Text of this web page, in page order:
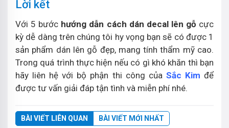
Lời kết
Với 5 bước hướng dẫn cách dán decal lên gỗ cực
kỳ dễ dàng trên chúng tôi hy vọng bạn sẽ có được 1
sản phẩm dán lên gỗ đẹp, mang tính thẩm mỹ cao.
Trong quá trình thực hiện nếu có gì khó khăn thì bạn
hãy liên hệ với bộ phận thi công của Sắc Kim để
được tư vấn giải đáp tận tình và miễn phí nhé.
BÀI VIẾT LIÊN QUAN BÀI VIẾT MỚI NHẤT